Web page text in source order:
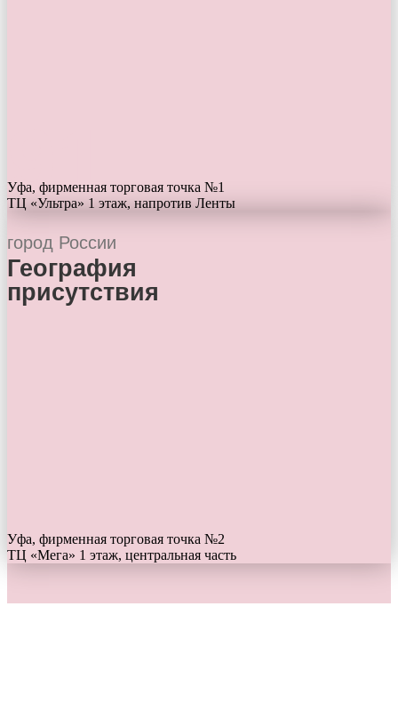
91
город России
География
присутствия
Уфа, фирменная торговая точка №1
ТЦ «Ультра» 1 этаж, напротив Ленты
Уфа, фирменная торговая точка №2
ТЦ «Мега» 1 этаж, центральная часть